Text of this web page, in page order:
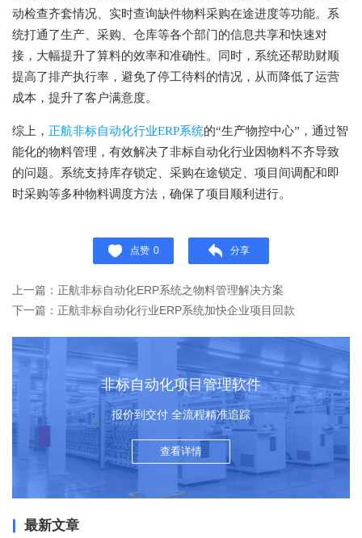
动检查齐套情况、实时查询缺件物料采购在途进度等功能。系
统打通了生产、采购、仓库等各个部门的信息共享和快速对
接，大幅提升了算料的效率和准确性。同时，系统还帮助财顺
提高了排产执行率，避免了停工待料的情况，从而降低了运营
成本，提升了客户满意度。
综上， 正航非标自动化行业ERP系统的“生产物控中心”，通过智
能化的物料管理，有效解决了非标自动化行业因物料不齐导致
的问题。系统支持库存锁定、采购在途锁定、项目间调配和即
时采购等多种物料调度方法，确保了项目顺利进行。
点赞 0 分享
上一篇：正航非标自动化ERP系统之物料管理解决方案
下一篇：正航非标自动化行业ERP系统加快企业项目回款
非标自动化项目管理软件
报价到交付 全流程精准追踪
查看详情
最新文章